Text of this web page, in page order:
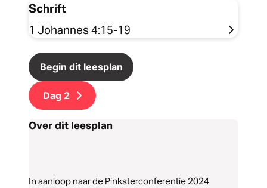
Schrift
1 Johannes 4:15-19
Begin dit leesplan
Dag 2
Over dit leesplan
In aanloop naar de Pinksterconferentie 2024